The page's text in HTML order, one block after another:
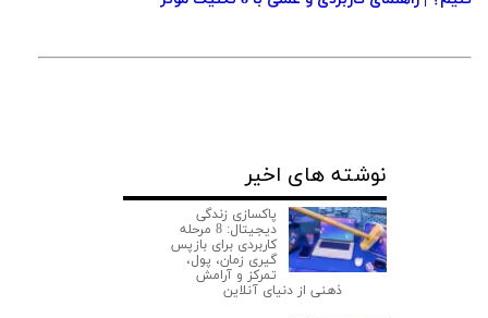
نوشته های اخیر
پاکسازی زندگی
دیجیتال: 8 مرحله
کاربردی برای بازپس
گیری زمان، پول،
تمرکز و آرامش
ذهنی از دنیای آنلاین